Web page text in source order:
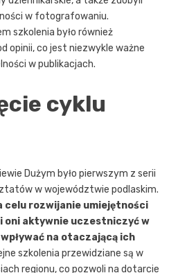
w fotografowaniu.
szkolenia było również
opinii, co jest niezwykle ważne
w publikacjach.
cyklu
Dużym było pierwszym z serii
w województwie podlaskim.
celu rozwijanie umiejętności
oni aktywnie uczestniczyć w
na otaczającą ich
szkolenia przewidziane są w
regionu, co pozwoli na dotarcie